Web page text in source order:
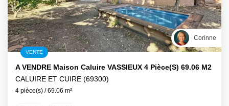
Corinne
VENTE
A VENDRE Maison Caluire VASSIEUX 4 Pièce(s) 69.06 M2
CALUIRE ET CUIRE (69300)
4 pièce(s) / 69.06 m²